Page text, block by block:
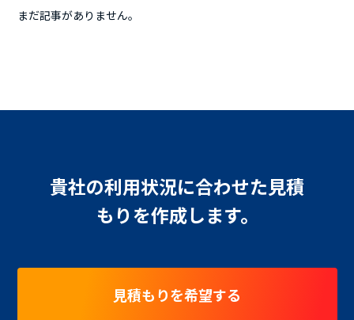
まだ記事がありません。
貴社の利用状況に合わせた見積
もりを作成します。
見積もりを希望する